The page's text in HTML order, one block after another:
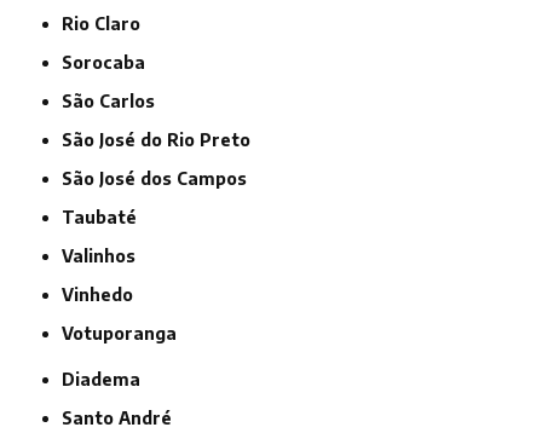
Rio Claro
Sorocaba
São Carlos
São José do Rio Preto
São José dos Campos
Taubaté
Valinhos
Vinhedo
Votuporanga
Diadema
Santo André